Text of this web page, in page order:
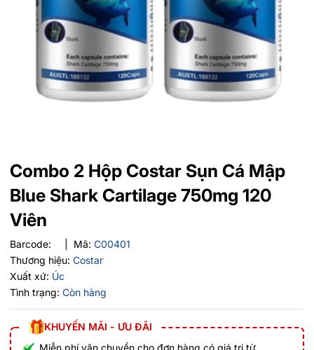
Combo 2 Hộp Costar Sụn Cá Mập
Blue Shark Cartilage 750mg 120
Viên
Barcode: Mã: C00401
Thương hiệu: Costar
Xuất xứ: Úc
Tình trạng: Còn hàng
KHUYẾN MÃI - ƯU ĐÃI
Miễn phí vận chuyển cho đơn hàng có giá trị từ